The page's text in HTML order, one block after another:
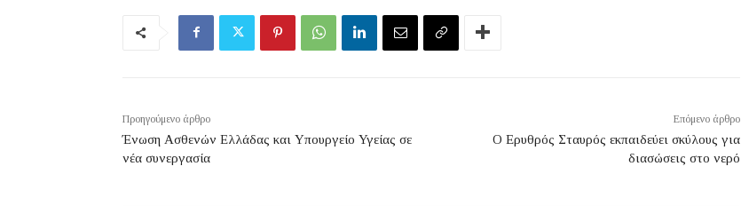
Προηγούμενο άρθρο
Ένωση Ασθενών Ελλάδας και Υπουργείο Υγείας σε
νέα συνεργασία
Επόμενο άρθρο
Ο Ερυθρός Σταυρός εκπαιδεύει σκύλους για
διασώσεις στο νερό